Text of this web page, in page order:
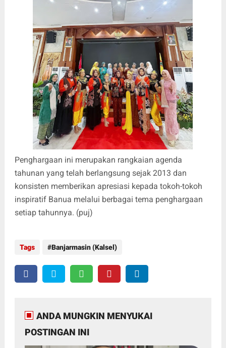
Penghargaan ini merupakan rangkaian agenda
tahunan yang telah berlangsung sejak 2013 dan
konsisten memberikan apresiasi kepada tokoh-tokoh
inspiratif Banua melalui berbagai tema penghargaan
setiap tahunnya. (puj)
Tags Banjarmasin (Kalsel)
ANDA MUNGKIN MENYUKAI
POSTINGAN INI